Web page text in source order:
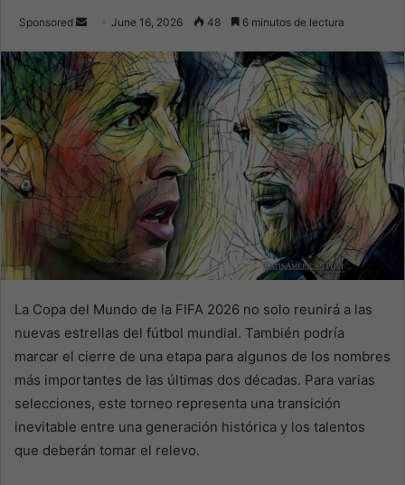
Sponsored
Send
email
June 16, 2026 48 6 minutos de lectura
La Copa del Mundo de la FIFA 2026 no solo reunirá a las
nuevas estrellas del fútbol mundial. También podría
marcar el cierre de una etapa para algunos de los nombres
más importantes de las últimas dos décadas. Para varias
selecciones, este torneo representa una transición
inevitable entre una generación histórica y los talentos
que deberán tomar el relevo.